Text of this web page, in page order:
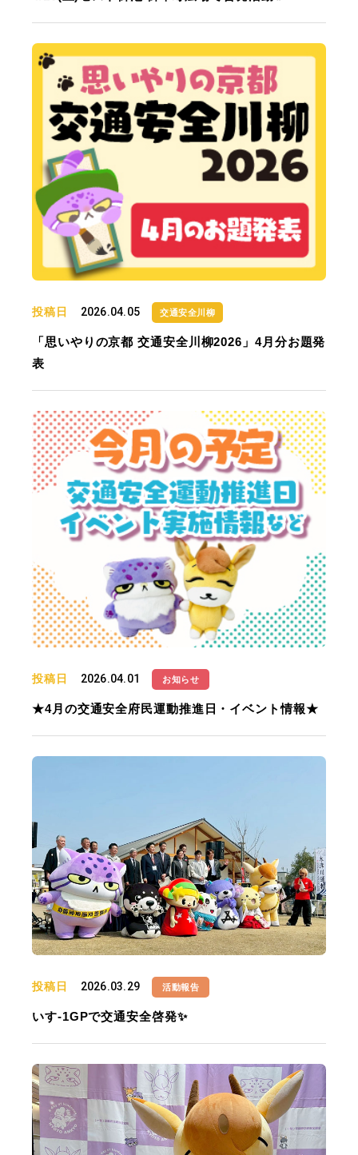
投稿日 2026.04.05 交通安全川柳
「思いやりの京都 交通安全川柳2026」4月分お題発
表
投稿日 2026.04.01 お知らせ
★4月の交通安全府民運動推進日・イベント情報★
投稿日 2026.03.29 活動報告
いす-1GPで交通安全啓発✨